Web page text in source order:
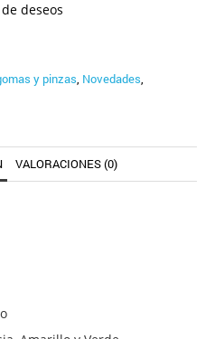
deseos
y pinzas, Novedades,
VALORACIONES (0)